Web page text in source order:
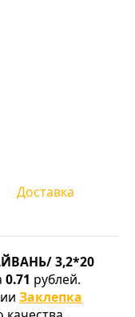
Доставка
3,2*20
0.71 рублей.
Заклепка